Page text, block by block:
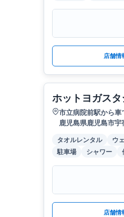
店舗情
ホットヨガス
市立病院前駅から車
鹿児島県鹿児島市
タオルレンタル ウ
駐車場
シャワー
店舗情